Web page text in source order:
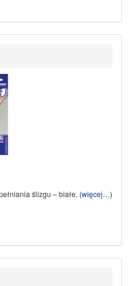
ślizgu – białe. (więcej…)